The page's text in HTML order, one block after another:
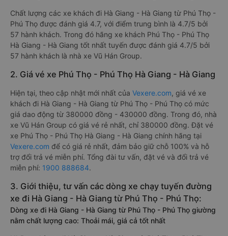
Chất lượng các xe khách đi Hà Giang - Hà Giang từ Phú Thọ -
Phú Thọ được đánh giá 4.7, với điểm trung bình là 4.7/5 bởi
57 hành khách. Trong đó hãng xe khách Phú Thọ - Phú Thọ
Hà Giang - Hà Giang tốt nhất tuyến được đánh giá 4.7/5 bởi
57 hành khách là nhà xe Vũ Hán Group.
2. Giá vé xe Phú Thọ - Phú Thọ Hà Giang - Hà Giang
Hiện tại, theo cập nhật mới nhất của Vexere.com, giá vé xe
khách đi Hà Giang - Hà Giang từ Phú Thọ - Phú Thọ có mức
giá dao động từ 380000 đồng - 430000 đồng. Trong đó, nhà
xe Vũ Hán Group có giá vé rẻ nhất, chỉ 380000 đồng. Đặt vé
xe Phú Thọ - Phú Thọ Hà Giang - Hà Giang chính hãng tại
Vexere.com để có giá rẻ nhất, đảm bảo giữ chỗ 100% và hỗ
trợ đổi trả vé miễn phí. Tổng đài tư vấn, đặt vé và đổi trả vé
miễn phí: 1900 888684.
3. Giới thiệu, tư vấn các dòng xe chạy tuyến đường
xe đi Hà Giang - Hà Giang từ Phú Thọ - Phú Thọ:
Dòng xe đi Hà Giang - Hà Giang từ Phú Thọ - Phú Thọ giường
nằm chất lượng cao: Thoải mái, giá cả tốt nhất